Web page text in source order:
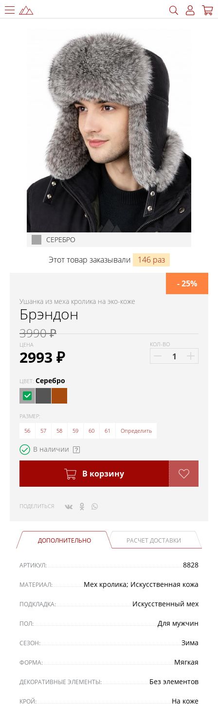
СЕРЕБРО
Этот товар заказывали 146 раз
Ушанка из меха кролика на эко-коже
Брэндон
3990 ₽
ЦЕНА
2993 ₽
- 25%
КОЛ-ВО
ЦВЕТ: Серебро
РАЗМЕР:
56
57 58 59 60 61 Определить
В наличии
В корзину
ПОДЕЛИТЬСЯ
ДОПОЛНИТЕЛЬНО РАСЧЕТ ДОСТАВКИ
АРТИКУЛ: 8828
МАТЕРИАЛ: Мех кролика; Искусственная кожа
ПОДКЛАДКА: Искусственный мех
ПОЛ: Для мужчин
СЕЗОН: Зима
ФОРМА: Мягкая
ДЕКОРАТИВНЫЕ ЭЛЕМЕНТЫ: Без элементов
КРОЙ: На коже